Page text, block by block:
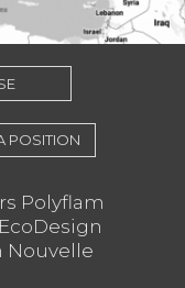
POSITION
Polyflam
Nouvelle